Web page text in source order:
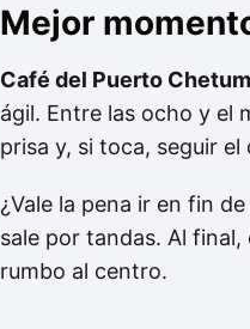
Mejor
Café del Puerto
ágil. Entre las ocho y el
prisa y, si toca, seguir
¿Vale la pena ir en fin
sale por tandas. Al
rumbo al centro.